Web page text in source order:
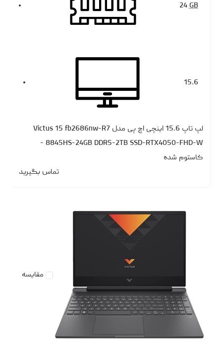
24GB
15.6
لپ تاپ 15.6 اینچی اچ‌ پی مدل Victus 15 fb2686nw-R7
8845HS-24GB DDR5-2TB SSD-RTX4050-FHD-W -
کاستوم شده
تماس بگیرید
مقایسه